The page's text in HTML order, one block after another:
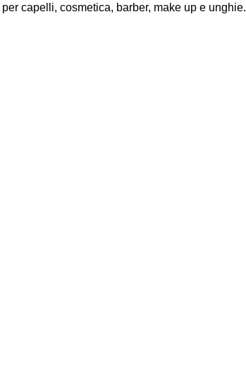
capelli, cosmetica, barber, make up e unghie.